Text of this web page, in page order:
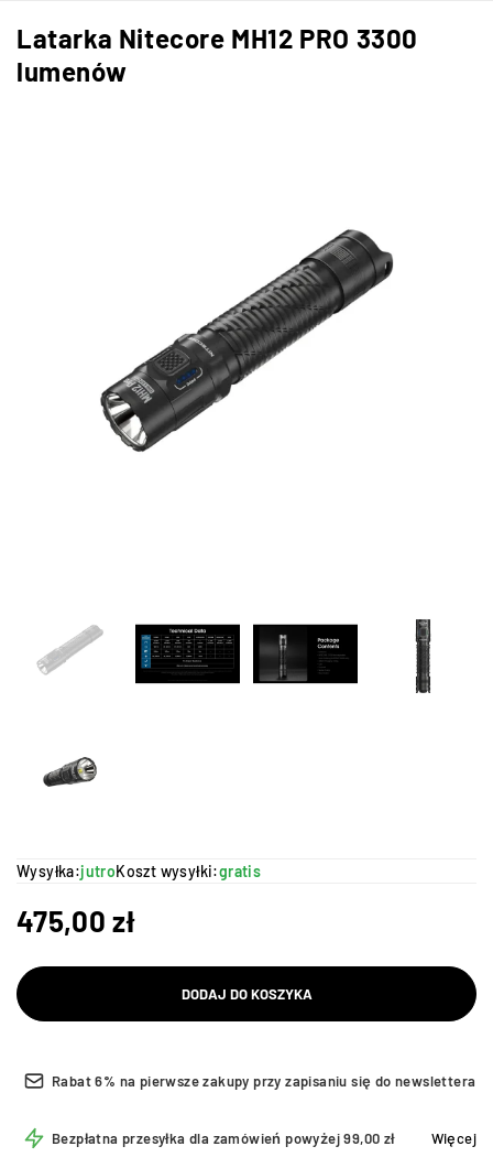
Latarka Nitecore MH12 PRO 3300
lumenów
Wysyłka:jutroKoszt wysyłki:gratis
475,00zł
DODAJ DO KOSZYKA
Rabat 6% na pierwsze zakupy przy zapisaniu się do newslettera
Bezpłatna przesyłka dla zamówień powyżej 99,00 zł Więcej